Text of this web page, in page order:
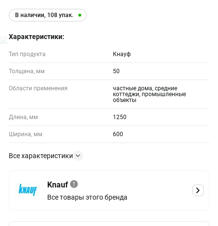
В наличии, 108 упак.
Характеристики:
Тип продукта Кнауф
Толщина, мм 50
Области применения
частные дома, средние
коттеджи, промышленные
объекты
Длина, мм 1250
Ширина, мм 600
Все характеристики
Knauf
Все товары этого бренда